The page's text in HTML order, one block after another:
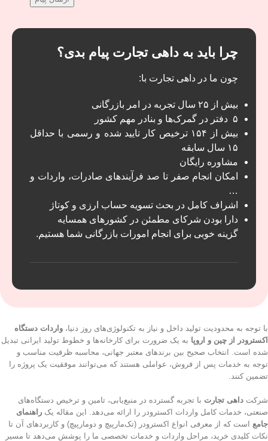
چرا باید به داهی تجارت پیام بدی؟
چون ما در داهی تجارت با:
بیش از ۲۵ سال تجربه در امر بازرگانی
۵ دفتر در گمرک‌ها و بنادر مهم کشور
بیش از ۱۵۴ ترخیص کار تایید شده و رسمی با حداقل
۱۵ سال سابقه
مشاوره رایگان
امکان انجام صفر تا صد فرآیند‌های صادرات، واردات و
…
اشراف کامل در بحث تسویه حساب ارزی و کوتاژ
دارا بودن شرکای مطمئن در کشور‌های همسایه
گزینه خوبی برای انجام امورات بازرگانی شما هستیم.
با توجه به محدودیت تولید داخل و نیاز به تکنولوژی‌های روز دنیا، واردات دستگاه
اکسترودر از چین و اروپا به یک ضرورت برای کارخانه‌ها و خطوط تولید ایرانی تبدیل
شده است. انتخاب صحیح بین برندهای معتبر جهانی، محاسبه ظرفیت مناسب و
توجه به خدمات پس از فروش، عواملی هستند که می‌توانند موفقیت یک پروژه را
تضمین کنند.
شرکت داهی تجارت با تجربه گسترده در منبع‌یابی، تامین و ترخیص دستگاه‌های
صنعتی، خدمات کامل واردات اکسترودر را ارائه می‌دهد. این مقاله یک راهنمای
جامع است که از معرفی انواع اکسترودر (تک‌مارپیچ و دومارپیچ) و کاربردهای آن تا
نکات کلیدی خرید، مراحل واردات و خدمات تخصصی ما را پوشش می‌دهد تا مسیر